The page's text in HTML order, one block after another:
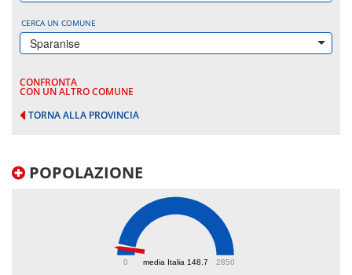
CERCA UN COMUNE
Sparanise
CONFRONTA
CON UN ALTRO COMUNE
TORNA ALLA PROVINCIA
POPOLAZIONE
media Italia 148.7
0 2850